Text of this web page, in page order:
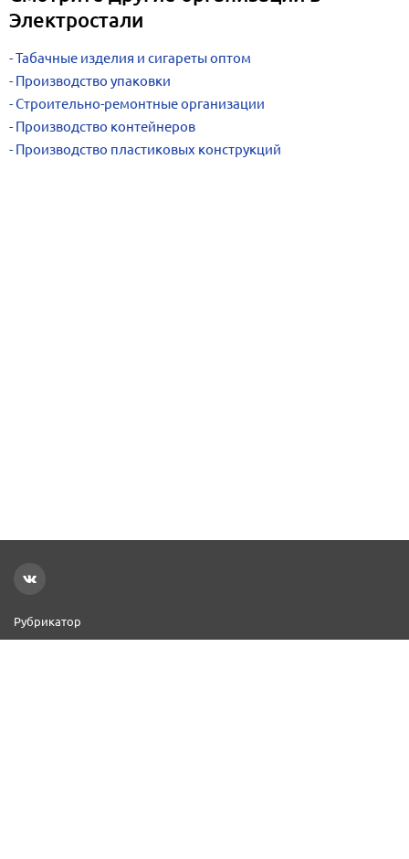
Электростали
Табачные изделия и сигареты оптом
Производство упаковки
Строительно-ремонтные организации
Производство контейнеров
Производство пластиковых конструкций
Рубрикатор